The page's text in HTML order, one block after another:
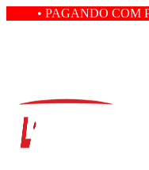
• PAGANDO COM